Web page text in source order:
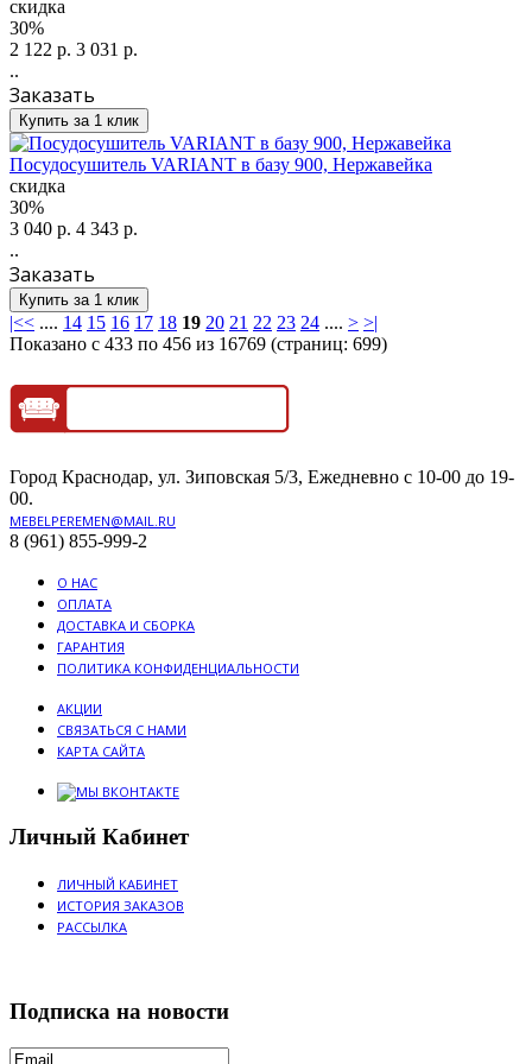
скидка
30%
2 122 р. 3 031 р.
..
Заказать
Купить за 1 клик
Посудосушитель VARIANT в базу 900, Нержавейка
скидка
30%
3 040 р. 4 343 р.
..
Заказать
Купить за 1 клик
|<< .... 14 15 16 17 18 19 20 21 22 23 24 .... > >|
Показано с 433 по 456 из 16769 (страниц: 699)
Город Краснодар, ул. Зиповская 5/3, Ежедневно с 10-00 до 19-
00.
MEBELPEREMEN@MAIL.RU
8 (961) 855-999-2
О НАС
ОПЛАТА
ДОСТАВКА И СБОРКА
ГАРАНТИЯ
ПОЛИТИКА КОНФИДЕНЦИАЛЬНОСТИ
АКЦИИ
СВЯЗАТЬСЯ С НАМИ
КАРТА САЙТА
Личный Кабинет
ЛИЧНЫЙ КАБИНЕТ
ИСТОРИЯ ЗАКАЗОВ
РАССЫЛКА
Подписка на новости